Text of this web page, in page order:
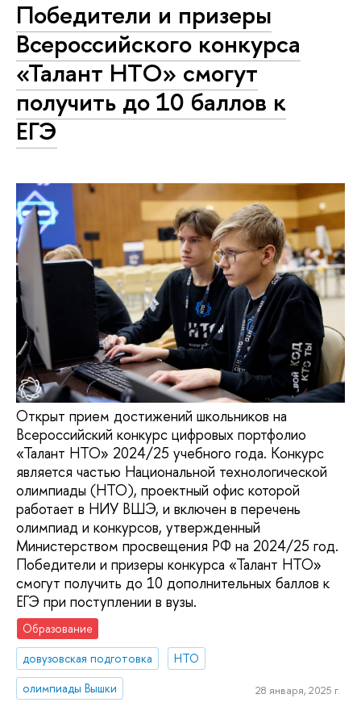
Победители и призеры
Всероссийского конкурса
«Талант НТО» смогут
получить до 10 баллов к
ЕГЭ
Открыт прием достижений школьников на
Всероссийский конкурс цифровых портфолио
«Талант НТО» 2024/25 учебного года. Конкурс
является частью Национальной технологической
олимпиады (НТО), проектный офис которой
работает в НИУ ВШЭ, и включен в перечень
олимпиад и конкурсов, утвержденный
Министерством просвещения РФ на 2024/25 год.
Победители и призеры конкурса «Талант НТО»
смогут получить до 10 дополнительных баллов к
ЕГЭ при поступлении в вузы.
Образование
довузовская подготовка
НТО
олимпиады Вышки
28 января, 2025 г.